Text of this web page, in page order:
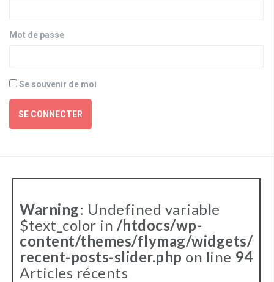
Mot de passe
Se souvenir de moi
SE CONNECTER
Warning: Undefined variable
$text_color in /htdocs/wp-
content/themes/flymag/widgets/
recent-posts-slider.php on line 94
Articles récents